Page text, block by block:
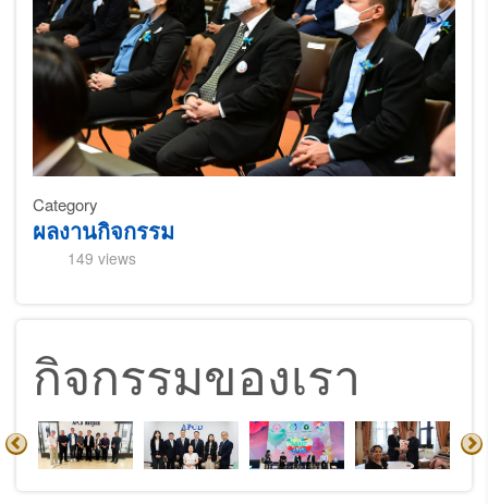
Category
ผลงานกิจกรรม
149 views
กิจกรรมของเรา